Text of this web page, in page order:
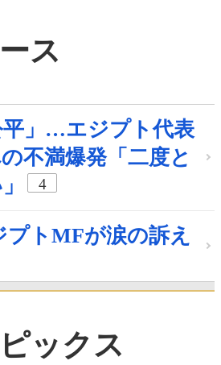
ス
平」…エジプト代表
不満爆発「二度と
4
プトMFが涙の訴え
ックス